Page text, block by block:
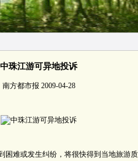
中珠江游可异地投诉
南方都市报 2009-04-28
困难或发生纠纷，将很快得到当地旅游